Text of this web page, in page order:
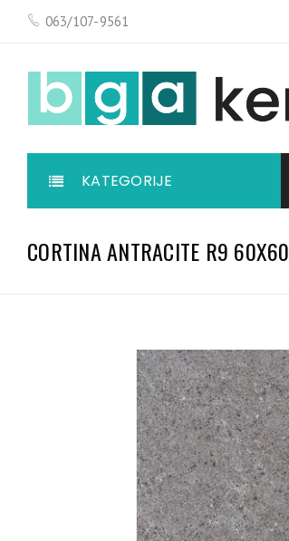
063/107-9561
KATEGORIJE
CORTINA ANTRACITE R9 60X60